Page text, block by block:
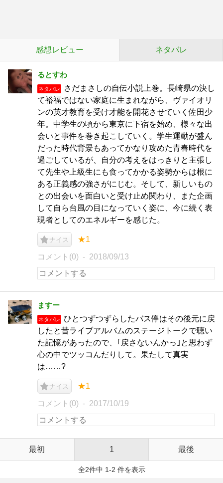
感想レビュー ネタバレ
るとすわ
ネタバレ
さだまさしの自伝小説上巻。長崎県の決し
て裕福ではない家庭に生まれながら、ヴァイオリ
ンの英才教育を受け才能を開花させていく佐田少
年。中学生の頃から東京に下宿を始め、様々な出
会いと事件を巻き起こしていく。学生運動が盛ん
だった時代背景もあってかなり攻めた青春時代を
過ごしているが、自分の考えをはっきりと主張し
て先生や上級生にも食ってかかる姿勢からは根に
ある正義感の強さがにじむ。そして、新しいもの
との出会いを面白いと受け止め関わり、また企画
して自ら台風の目になっていく姿に、今に続く表
現者としてのエネルギーを感じた。
ナイス ★1
コメント(0) 2018/09/13
ますー
ネタバレ
ひとつずつずらしたバス停はその後元に戻
したと昔ライブアルバムのステージトークで聴い
た記憶があったので、｢戻さないんかっ｣と思わず
心の中でツッコんだりして。果たして真実
は……?
ナイス ★1
コメント(0) 2017/10/19
最初 1 最後
全2件中 1-2 件を表示